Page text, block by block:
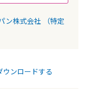
ン株式会社
（特定
ウンロードする